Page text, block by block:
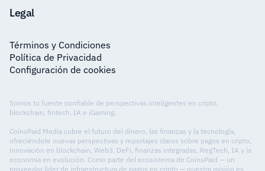
Legal
Términos y Condiciones
Política de Privacidad
Configuración de cookies
Somos tu fuente confiable de perspectivas inteligentes en cripto,
blockchain, fintech, IA e iGaming.
CoinsPaid Media cubre el futuro del dinero, las finanzas y la tecnología,
ofreciéndote nuevas perspectivas y reportajes claros sobre pagos en cripto,
innovación en blockchain, Web3, DeFi, finanzas integradas, RegTech, IA y la
economía en evolución. Como parte del ecosistema de CoinsPaid — un
proveedor líder de infraestructura de pagos en cripto — nuestra misión es